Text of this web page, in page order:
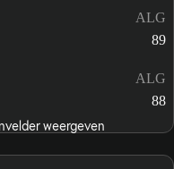
ALG
89
ALG
88
weergeven